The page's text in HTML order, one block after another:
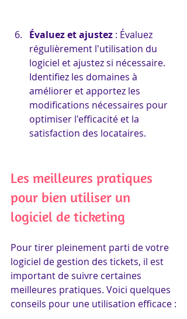
Évaluez et ajustez : Évaluez
régulièrement l'utilisation du
logiciel et ajustez si nécessaire.
Identifiez les domaines à
améliorer et apportez les
modifications nécessaires pour
optimiser l'efficacité et la
satisfaction des locataires.
Les meilleures pratiques
pour bien utiliser un
logiciel de ticketing
Pour tirer pleinement parti de votre
logiciel de gestion des tickets, il est
important de suivre certaines
meilleures pratiques. Voici quelques
conseils pour une utilisation efficace :